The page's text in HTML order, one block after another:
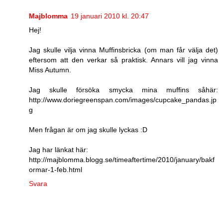
Majblomma 19 januari 2010 kl. 20:47
Hej!
Jag skulle vilja vinna Muffinsbricka (om man får välja det)
eftersom att den verkar så praktisk. Annars vill jag vinna
Miss Autumn.
Jag skulle försöka smycka mina muffins såhär:
http://www.doriegreenspan.com/images/cupcake_pandas.jp
g
Men frågan är om jag skulle lyckas :D
Jag har länkat här:
http://majblomma.blogg.se/timeaftertime/2010/january/bakf
ormar-1-feb.html
Svara